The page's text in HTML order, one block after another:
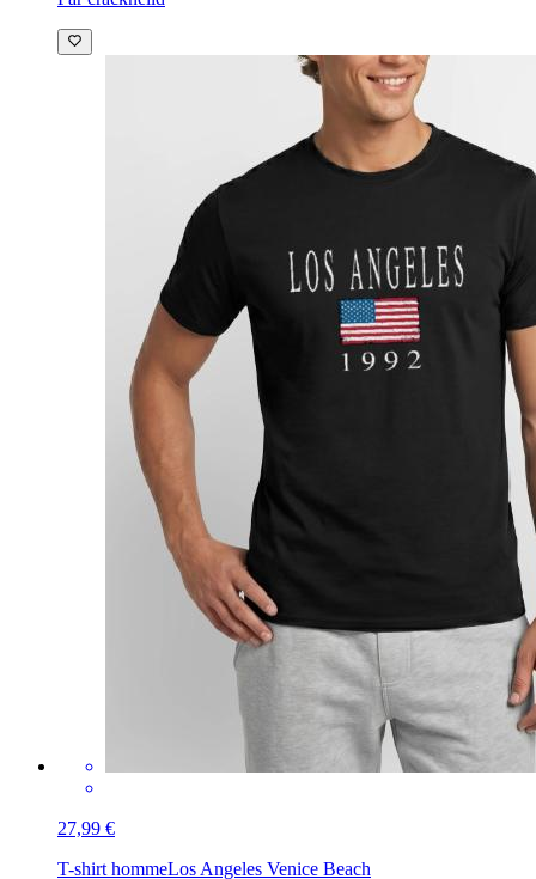
27,99 €
T-shirt hommeLos Angeles Venice Beach